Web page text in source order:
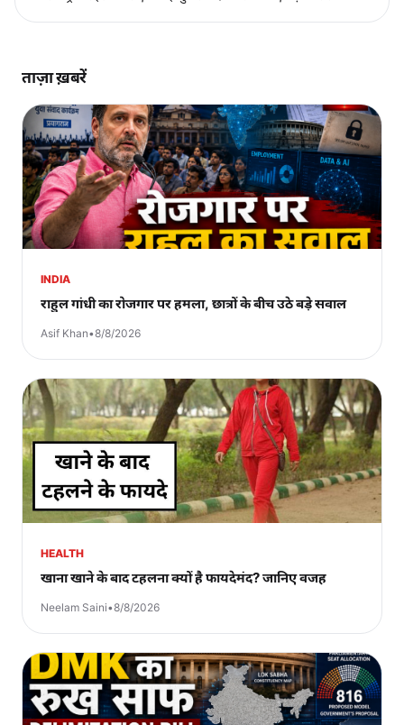
ताज़ा ख़बरें
INDIA
राहुल गांधी का रोजगार पर हमला, छात्रों के बीच उठे बड़े सवाल
Asif Khan•8/8/2026
HEALTH
खाना खाने के बाद टहलना क्यों है फायदेमंद? जानिए वजह
Neelam Saini•8/8/2026